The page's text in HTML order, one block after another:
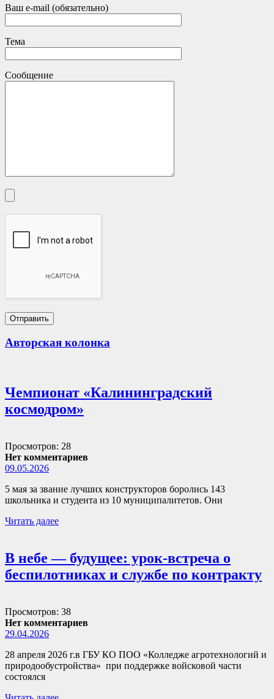
Ваш e-mail (обязательно)
Тема
Сообщение
Авторская колонка
Чемпионат «Калининградский
космодром»
Просмотров: 28
Нет комментариев
09.05.2026
5 мая за звание лучших конструкторов боролись 143
школьника и студента из 10 муниципалитетов. Они
Читать далее
В небе — будущее: урок-встреча о
беспилотниках и службе по контракту
Просмотров: 38
Нет комментариев
29.04.2026
28 апреля 2026 г.в ГБУ КО ПОО «Колледже агротехнологий и
природообустройства» при поддержке войсковой части
состоялся